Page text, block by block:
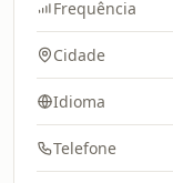
Frequência
Cidade
Idioma
Telefone